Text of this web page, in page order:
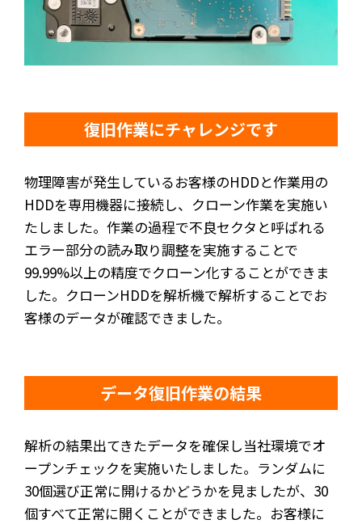
復旧作業にチャレンジです
物理障害が発生しているお客様のHDDと作業用の
HDDを専用機器に接続し、クローン作業を実施い
たしました。作業の過程で不良セクタと呼ばれる
エラー部分の読み取り調整を実施することで
99.99%以上の精度でクローン化することができま
した。クローンHDDを解析機で解析することでお
客様のデータが確認できました。
データ復旧作業の結果
解析の結果出てきたデータを確保し当社環境でオ
ープンチェックを実施いたしました。ランダムに
30個選び正常に開けるかどうかを見ましたが、30
個すべて正常に開くことができました。お客様に